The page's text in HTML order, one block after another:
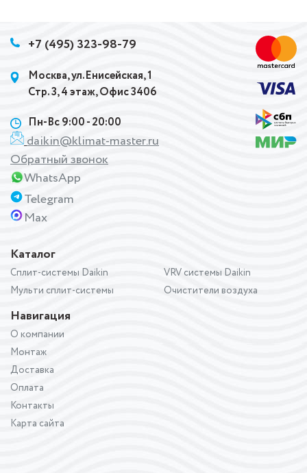
Каталог
Сплит-системы Daikin
Мульти сплит-системы
VRV системы Daikin
Очистители воздуха
Навигация
О компании
Монтаж
Доставка
Оплата
Контакты
Карта сайта
+7 (495) 323-98-79
Москва, ул.Енисейская, 1
Стр. 3, 4 этаж, Офис 3406
Пн-Вс 9:00 - 20:00
daikin@klimat-master.ru
Обратный звонок
WhatsApp
Telegram
Max